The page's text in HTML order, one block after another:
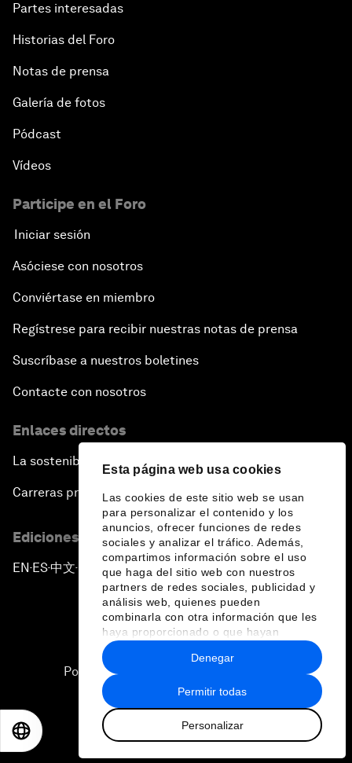
Esta página web usa cookies
Las cookies de este sitio web se usan
para personalizar el contenido y los
anuncios, ofrecer funciones de redes
sociales y analizar el tráfico. Además,
compartimos información sobre el uso
que haga del sitio web con nuestros
partners de redes sociales, publicidad y
análisis web, quienes pueden
combinarla con otra información que les
haya proporcionado o que hayan
recopilado a partir del uso que haya
hecho de sus servicios.
Permitir todas
Personalizar
Denegar
Partes interesadas
Historias del Foro
Notas de prensa
Galería de fotos
Pódcast
Vídeos
Participe en el Foro
Iniciar sesión
Asóciese con nosotros
Conviértase en miembro
Regístrese para recibir nuestras notas de prensa
Suscríbase a nuestros boletines
Contacte con nosotros
Enlaces directos
La sostenibilidad en el Foro
Carreras profesionales
Ediciones en otros idiomas
EN ▪ ES▪中文▪ 日本語
Política de privacidad y normas de uso
2026 Foro Económico Mundial